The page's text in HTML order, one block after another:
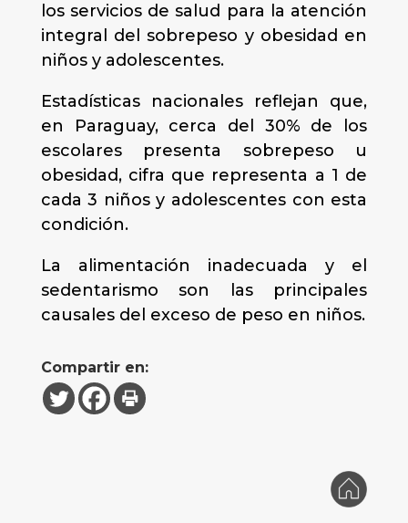
los servicios de salud para la atención
integral del sobrepeso y obesidad en
niños y adolescentes.
Estadísticas nacionales reflejan que,
en Paraguay, cerca del 30% de los
escolares presenta sobrepeso u
obesidad, cifra que representa a 1 de
cada 3 niños y adolescentes con esta
condición.
La alimentación inadecuada y el
sedentarismo son las principales
causales del exceso de peso en niños.
Compartir en: